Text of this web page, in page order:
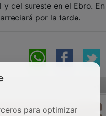
del sureste en el Ebro. En
por la tarde.
para optimizar